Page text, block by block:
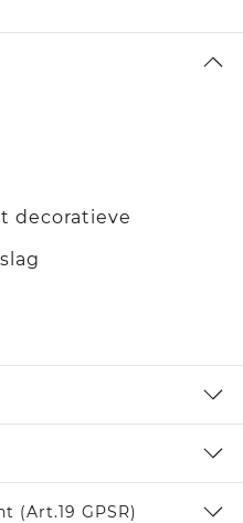
decoratieve
(Art.19 GPSR)